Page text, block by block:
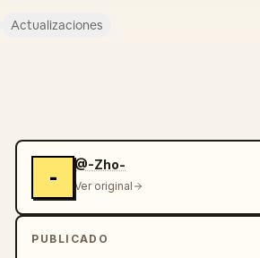
Actualizaciones
-
@-Zho-
Ver original
PUBLICADO